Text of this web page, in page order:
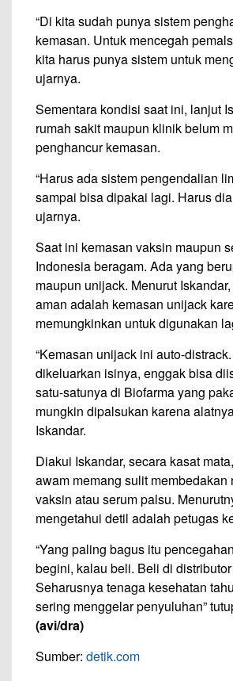
“Di kita sudah punya sistem
kemasan. Untuk mencegah
kita harus punya sistem untuk
ujarnya.
Sementara kondisi saat ini, lanjut
rumah sakit maupun klinik belum
penghancur kemasan.
“Harus ada sistem pengendalian
sampai bisa dipakai lagi. Harus
ujarnya.
Saat ini kemasan vaksin maupun
Indonesia beragam. Ada yang
maupun unijack. Menurut
aman adalah kemasan unijack
memungkinkan untuk digunakan
“Kemasan unijack ini auto-
dikeluarkan isinya, enggak bisa
satu-satunya di Biofarma yang
mungkin dipalsukan karena
Iskandar.
Diakui Iskandar, secara kasat
awam memang sulit membedakan
vaksin atau serum palsu.
mengetahui detil adalah petugas
“Yang paling bagus itu
begini, kalau beli. Beli di
Seharusnya tenaga kesehatan
sering menggelar penyuluhan”
(avi/dra)
Sumber: detik.com